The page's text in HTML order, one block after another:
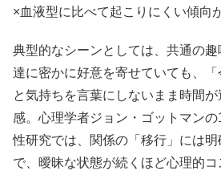
×血液型に比べて起こりにくい傾向
典型的なシーンとしては、共通の
達に密かに好意を寄せていても、「
と気持ちを言葉にしないまま時間
感。心理学者ジョン・ゴットマン
性研究では、関係の「移行」には
で、曖昧な状態が続くほど心理的